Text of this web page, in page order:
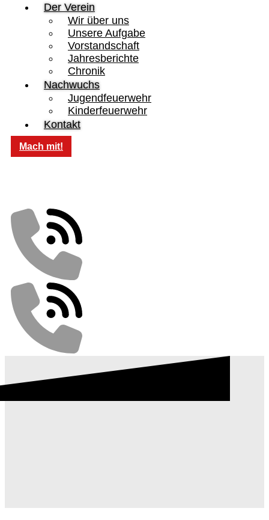
Der Verein
Wir über uns
Unsere Aufgabe
Vorstandschaft
Jahresberichte
Chronik
Nachwuchs
Jugendfeuerwehr
Kinderfeuerwehr
Kontakt
Mach mit!